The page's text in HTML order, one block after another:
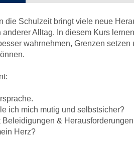
die Schulzeit bringt viele neue
anderer Alltag. In diesem Kurs
wahrnehmen, Grenzen
ich mich mutig und selbstsicher?
Beleidigungen &
Herz?